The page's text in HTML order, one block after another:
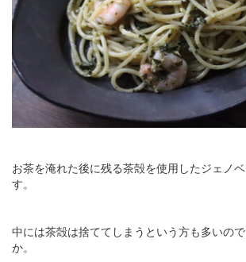
お茶を淹れた後に残る茶殻を使用したジェノ
す。
中には茶殻は捨ててしまうという方も多いの
か。